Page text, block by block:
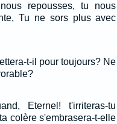
repousses, tu nous
Tu ne sors plus avec
t-il pour toujours? Ne
Eternel! t'irriteras-tu
colère s'embrasera-t-elle